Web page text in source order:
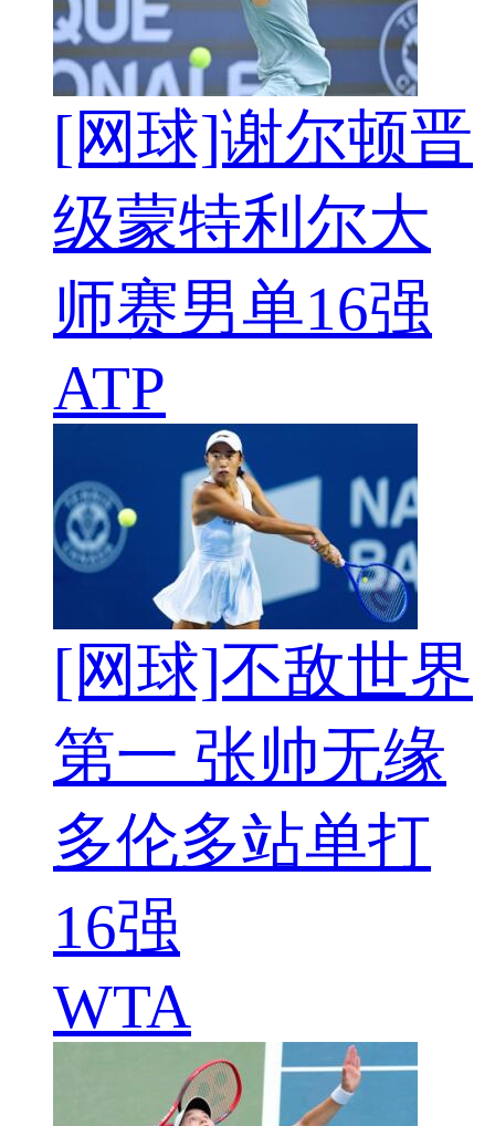
[网球]谢尔顿晋
级蒙特利尔大
师赛男单16强
ATP
[网球]不敌世界
第一 张帅无缘
多伦多站单打
16强
WTA